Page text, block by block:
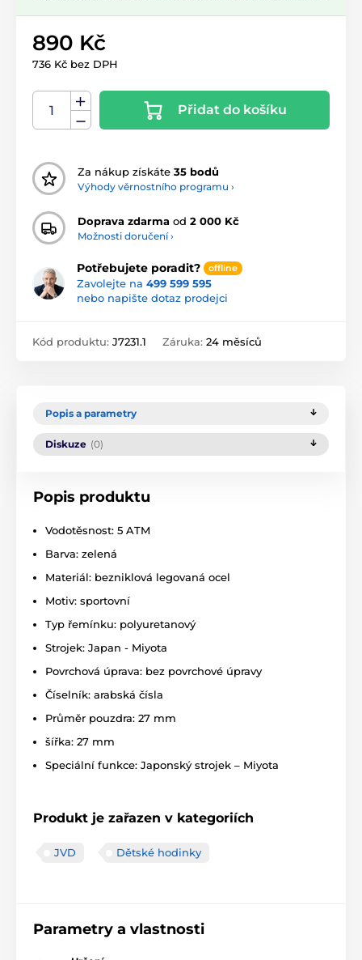
890 Kč
736 Kč bez DPH
Přidat do košíku
Za nákup získáte 35 bodů
Výhody věrnostního programu ›
Doprava zdarma od 2 000 Kč
Možnosti doručení ›
Potřebujete poradit? offline
Zavolejte na 499 599 595
nebo napište dotaz prodejci
Kód produktu: J7231.1 Záruka: 24 měsíců
Popis a parametry
Diskuze (0)
Popis produktu
Vodotěsnost: 5 ATM
Barva: zelená
Materiál: bezniklová legovaná ocel
Motiv: sportovní
Typ řemínku: polyuretanový
Strojek: Japan - Miyota
Povrchová úprava: bez povrchové úpravy
Číselník: arabská čísla
Průměr pouzdra: 27 mm
šířka: 27 mm
Speciální funkce: Japonský strojek – Miyota
Produkt je zařazen v kategoriích
JVD Dětské hodinky
Parametry a vlastnosti